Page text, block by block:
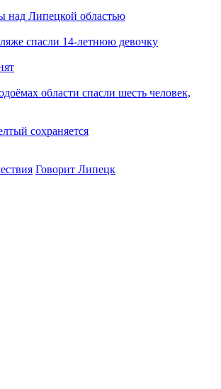
над Липецкой областью
спасли 14-летнюю девочку
области спасли шесть человек,
сохраняется
Говорит Липецк